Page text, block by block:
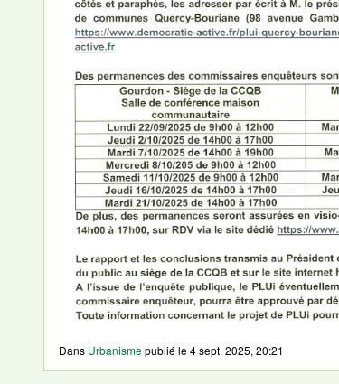
Dans Urbanismepublié le4 sept. 2025, 20:21